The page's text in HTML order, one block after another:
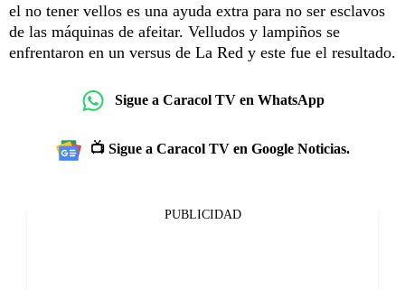
el no tener vellos es una ayuda extra para no ser esclavos
de las máquinas de afeitar. Velludos y lampiños se
enfrentaron en un versus de La Red y este fue el resultado.
Sigue a Caracol TV en WhatsApp
📺 Sigue a Caracol TV en Google Noticias.
PUBLICIDAD